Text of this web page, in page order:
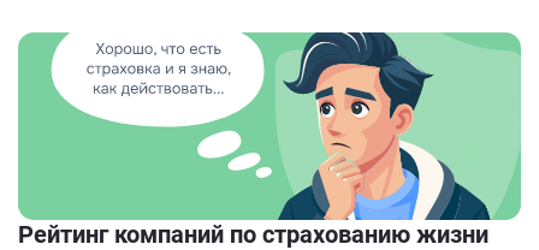
Рейтинг компаний по страхованию жизни